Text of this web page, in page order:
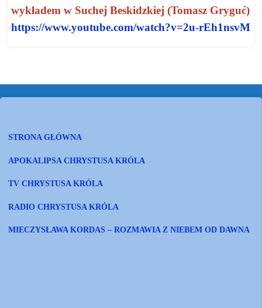
wykładem w Suchej Beskidzkiej (Tomasz Gryguć)
https://www.youtube.com/watch?v=2u-rEh1nsvM
STRONA GŁÓWNA
APOKALIPSA CHRYSTUSA KRÓLA
TV CHRYSTUSA KRÓLA
RADIO CHRYSTUSA KRÓLA
MIECZYSŁAWA KORDAS – ROZMAWIA Z NIEBEM OD DAWNA